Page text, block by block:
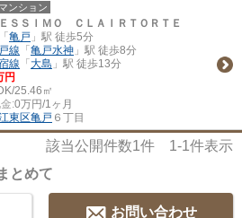
ンション
ＳＳＩＭＯ ＣＬＡＩＲＴＯＲＴＥ
「 亀戸 」駅 徒歩5分
線 「 亀戸水神 」駅 徒歩8分
線 「 大島 」駅 徒歩13分
円
25.46㎡
:0万円/1ヶ月
東区亀戸 ６丁目
該当公開件数1件 1-1件表示
とめて
お問い合わせ